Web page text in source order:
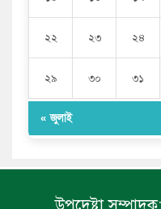
২২ ২৩ ২৪
২৯ ৩০ ৩১
« জুলাই